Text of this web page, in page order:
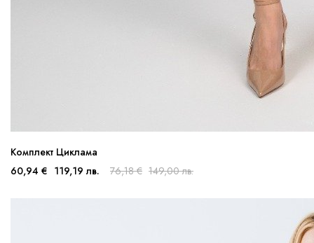
Комплект Циклама
60,94 € 119,19 лв. 76,18 € 149,00 лв.